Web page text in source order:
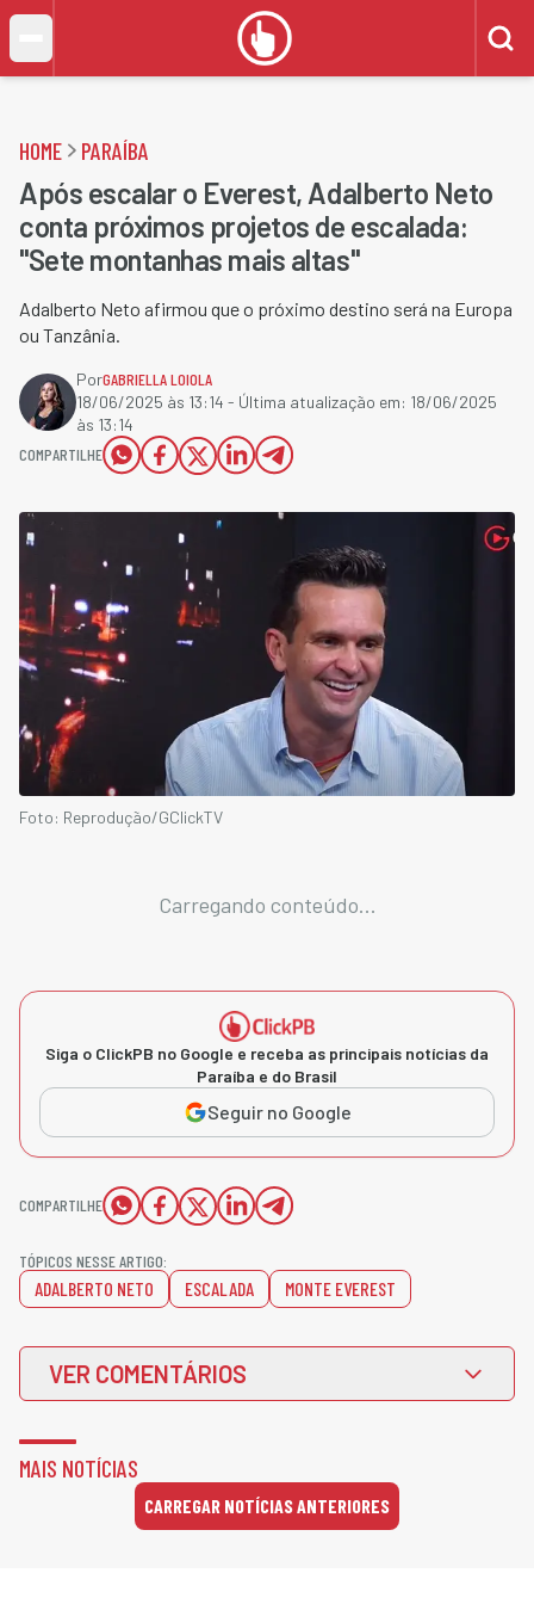
HOME PARAÍBA
Após escalar o Everest, Adalberto Neto
conta próximos projetos de escalada:
"Sete montanhas mais altas"
Adalberto Neto afirmou que o próximo destino será na Europa
ou Tanzânia.
PorGABRIELLA LOIOLA
18/06/2025 às 13:14 - Última atualização em: 18/06/2025
às 13:14
COMPARTILHE
Foto: Reprodução/GClickTV
Carregando conteúdo...
Siga o ClickPB no Google e receba as principais notícias da
Paraíba e do Brasil
Seguir no Google
COMPARTILHE
TÓPICOS NESSE ARTIGO:
ADALBERTO NETO ESCALADA MONTE EVEREST
VER COMENTÁRIOS
MAIS NOTÍCIAS
CARREGAR NOTÍCIAS ANTERIORES